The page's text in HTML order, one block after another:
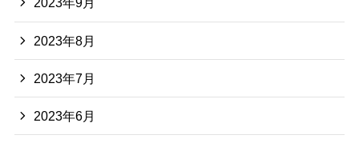
2023年8月
2023年7月
2023年6月